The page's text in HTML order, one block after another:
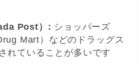
Post）: ショッパーズ
Mart）などのドラッグス
れていることが多いです